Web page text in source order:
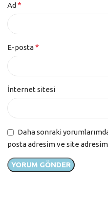
Ad *
E-posta*
İnternet sitesi
Daha sonraki
posta adresim ve site adresim